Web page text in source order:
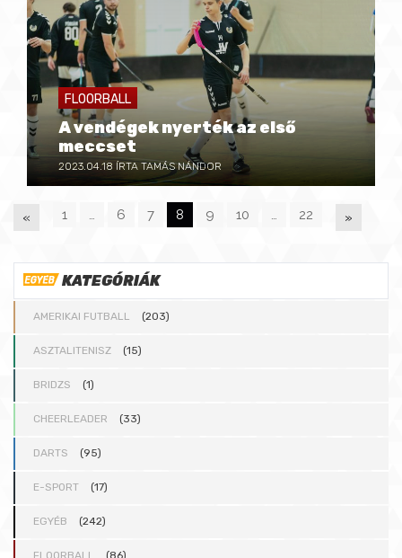
FLOORBALL
A vendégek nyerték az első
meccset
2023.04.18 ÍRTA TAMÁS NÁNDOR
P
A
G
E
S
:
« 1 … 6 7 8 9 10 … 22 »
KATEGÓRIÁK
AMERIKAI FUTBALL (203)
ASZTALITENISZ (15)
BRIDZS (1)
CHEERLEADER (33)
DARTS (95)
E-SPORT (17)
EGYÉB (242)
FLOORBALL (86)